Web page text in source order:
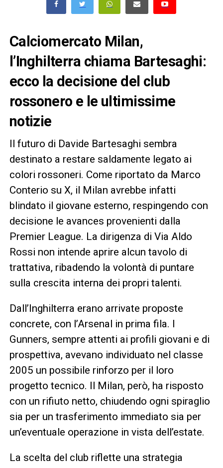
Calciomercato Milan,
l’Inghilterra chiama Bartesaghi:
ecco la decisione del club
rossonero e le ultimissime
notizie
Il futuro di Davide Bartesaghi sembra
destinato a restare saldamente legato ai
colori rossoneri. Come riportato da Marco
Conterio su X, il Milan avrebbe infatti
blindato il giovane esterno, respingendo con
decisione le avances provenienti dalla
Premier League. La dirigenza di Via Aldo
Rossi non intende aprire alcun tavolo di
trattativa, ribadendo la volontà di puntare
sulla crescita interna dei propri talenti.
Dall’Inghilterra erano arrivate proposte
concrete, con l’Arsenal in prima fila. I
Gunners, sempre attenti ai profili giovani e di
prospettiva, avevano individuato nel classe
2005 un possibile rinforzo per il loro
progetto tecnico. Il Milan, però, ha risposto
con un rifiuto netto, chiudendo ogni spiraglio
sia per un trasferimento immediato sia per
un’eventuale operazione in vista dell’estate.
La scelta del club riflette una strategia